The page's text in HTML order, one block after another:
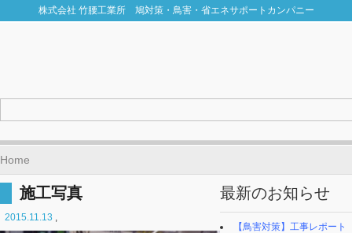
株式会社 竹腰工業所 鳩対策・鳥害・省エネサポートカンパニー
Home
施工写真
2015.11.13 ,
最新のお知らせ
【鳥害対策】工事レポー